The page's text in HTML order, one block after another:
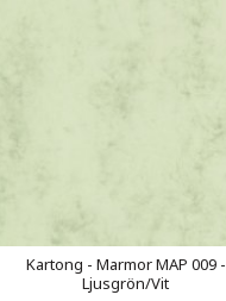
Kartong - Marmor MAP 009 -
Ljusgrön/Vit